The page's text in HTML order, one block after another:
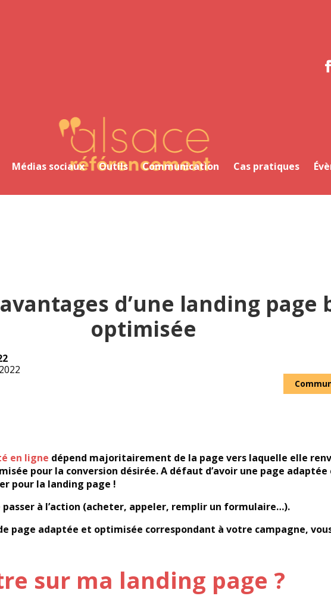
Alsace Référencement Le blog de Première Place
Médias sociaux Outils Communication Cas pratiques
d’une landing page
optimisée
en ligne dépend majoritairement de la page vers laquelle elle
pour la conversion désirée. A défaut d’avoir une page
pour la landing page !
à l’action (acheter, appeler, remplir un formulaire…).
page adaptée et optimisée correspondant à votre campagne,
sur ma landing page ?